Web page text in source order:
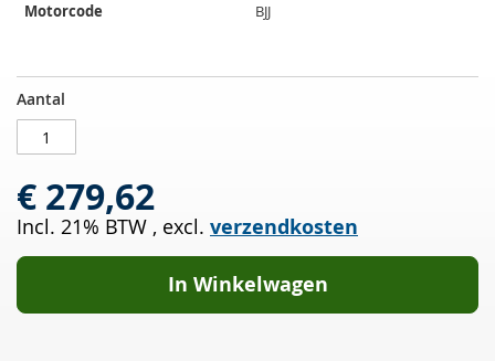
Motorcode
BJJ
Roetfilter
VW
Crafter
TDI
(2E)
OP
VOORRAAD
Aantal
€ 279,62
Incl. 21% BTW , excl. verzendkosten
In Winkelwagen